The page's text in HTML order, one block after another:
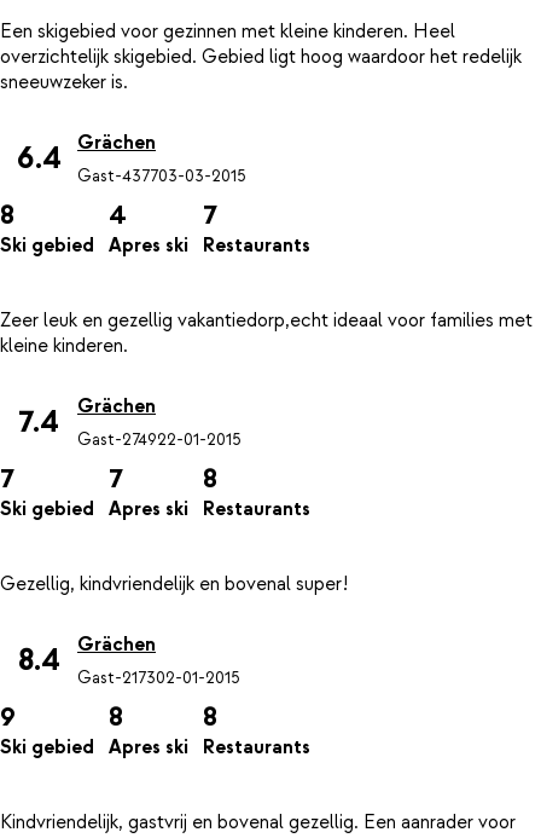
Een skigebied voor gezinnen met kleine kinderen. Heel
overzichtelijk skigebied. Gebied ligt hoog waardoor het redelijk
6.4 Grächen
Gast-437703-03-2015
8
Ski gebied
4
Apres ski
7
Restaurants
Zeer leuk en gezellig vakantiedorp,echt ideaal voor families met
7.4 Grächen
Gast-274922-01-2015
7
Ski gebied
7
Apres ski
8
Restaurants
8.4 Grächen
Gast-217302-01-2015
9
Ski gebied
8
Apres ski
8
Restaurants
Kindvriendelijk, gastvrij en bovenal gezellig. Een aanrader voor